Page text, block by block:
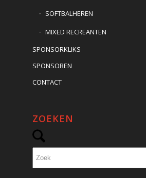
SOFTBALHEREN
MIXED RECREANTEN
SPONSORKLIKS
SPONSOREN
CONTACT
ZOEKEN